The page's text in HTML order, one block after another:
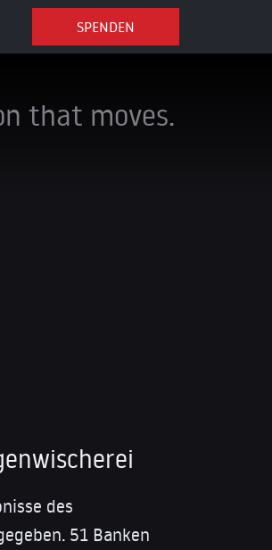
SPENDEN
that moves.
des
51 Banken